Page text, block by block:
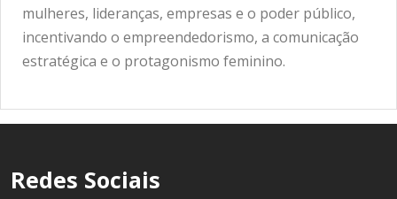
mulheres, lideranças, empresas e o poder público,
incentivando o empreendedorismo, a comunicação
estratégica e o protagonismo feminino.
Redes Sociais